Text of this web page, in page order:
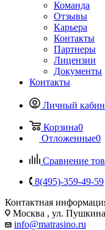
Команда
Отзывы
Карьера
Контакты
Партнеры
Лицензии
Документы
Контакты
Личный
Корзина0
Отложенные0
Сравнение
8(495)-359-49-59
Контактная
Москва , ул.
info@matrasino.ru